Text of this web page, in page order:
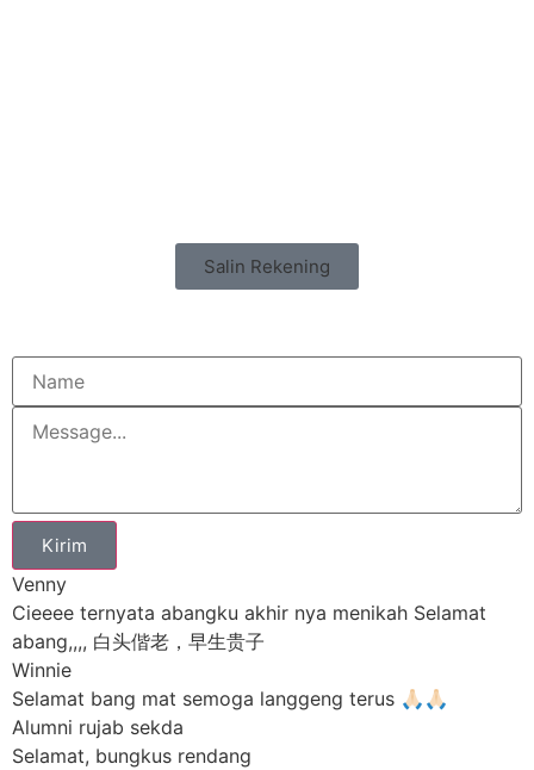
Salin Rekening
Kirim
Venny
Cieeee ternyata abangku akhir nya menikah Selamat
abang,,,, 白头偕老，早生贵子
Winnie
Selamat bang mat semoga langgeng terus 🙏🏻🙏🏻
Alumni rujab sekda
Selamat, bungkus rendang